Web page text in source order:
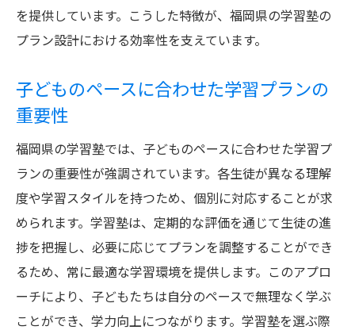
を提供しています。こうした特徴が、福岡県の学習塾の
プラン設計における効率性を支えています。
子どものペースに合わせた学習プランの
重要性
福岡県の学習塾では、子どものペースに合わせた学習プ
ランの重要性が強調されています。各生徒が異なる理解
度や学習スタイルを持つため、個別に対応することが求
められます。学習塾は、定期的な評価を通じて生徒の進
捗を把握し、必要に応じてプランを調整することができ
るため、常に最適な学習環境を提供します。このアプロ
ーチにより、子どもたちは自分のペースで無理なく学ぶ
ことができ、学力向上につながります。学習塾を選ぶ際